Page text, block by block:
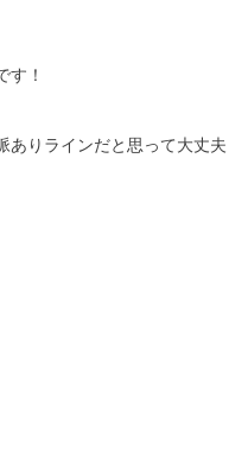
す！
ありラインだと思って大丈夫